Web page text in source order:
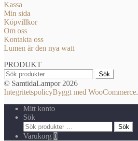
Kassa
Min sida
Köpvillkor
Om oss
Kontakta oss
Lumen är den nya watt
PRODUKT
Sök
efter:
Sök
© SamtidaLampor 2026
IntegritetspolicyByggt med WooCommerce.
Mitt konto
Sök
Sök
efter:
Sök
Varukorg 0